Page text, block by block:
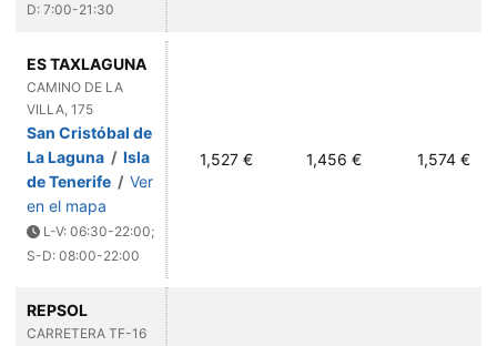
D: 7:00-21:30
ES TAXLAGUNA
CAMINO DE LA
VILLA, 175
San Cristóbal de
La Laguna / Isla
de Tenerife / Ver
en el mapa
L-V: 06:30-22:00;
S-D: 08:00-22:00
1,527 € 1,456 € 1,574 €
REPSOL
CARRETERA TF-16